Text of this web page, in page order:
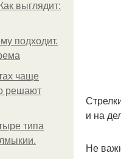
выглядит:
подходит.
чаще
решают
типа
и на
Не